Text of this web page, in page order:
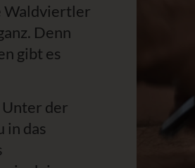
Waldviertler
Denn
gibt es
der
in das